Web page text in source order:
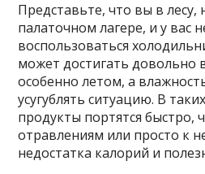
Представьте, что вы в лесу,
палаточном лагере, и у вас
воспользоваться
может достигать довольно
особенно летом, а
усугублять ситуацию. В
продукты портятся
отравлениям или просто к
недостатка калорий и